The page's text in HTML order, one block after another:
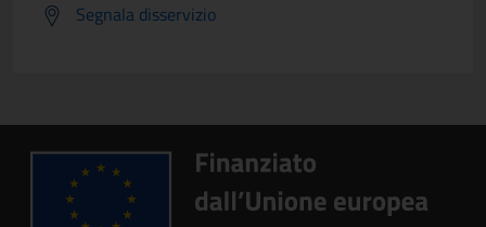
Segnala disservizio